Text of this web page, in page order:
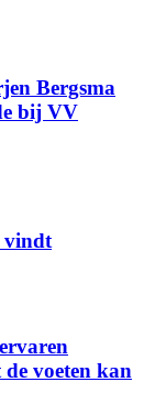
Bergsma
bij VV
vindt
voeten kan